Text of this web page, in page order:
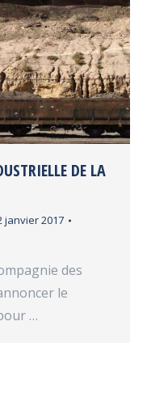
DE LA
janvier 2017
des
le
…